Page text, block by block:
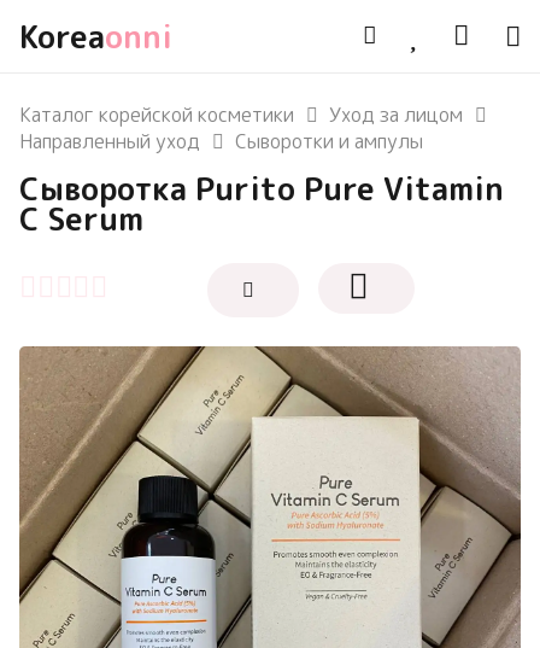
Koreaonni
Каталог корейской косметики
Уход за лицом
Направленный уход
Сыворотки и ампулы
Сыворотка Purito Pure Vitamin
C Serum